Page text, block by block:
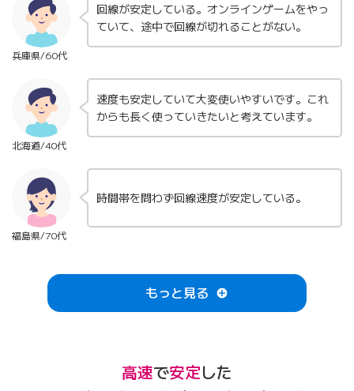
兵庫県/60代
回線が安定している。オンラインゲームをやっ
ていて、途中で回線が切れることがない。
北海道/40代
速度も安定していて大変使いやすいです。これ
からも長く使っていきたいと考えています。
福島県/70代
時間帯を問わず回線速度が安定している。
以前契約していたプロバイダよりも速度が速く
います。
インターネットを利用していて、特にストレス
を感じないため。
もっと見る
高速で安定した